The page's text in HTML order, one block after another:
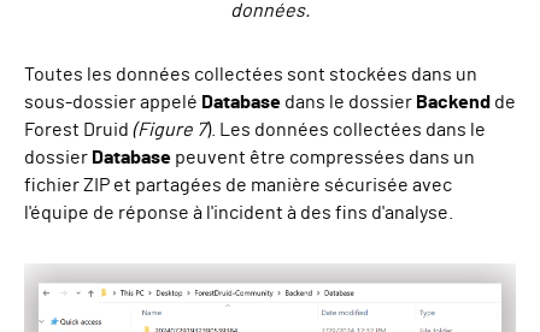
données.
Toutes les données collectées sont stockées dans un
sous-dossier appelé Database dans le dossier Backend de
Forest Druid (Figure 7). Les données collectées dans le
dossier Database peuvent être compressées dans un
fichier ZIP et partagées de manière sécurisée avec
l'équipe de réponse à l'incident à des fins d'analyse.